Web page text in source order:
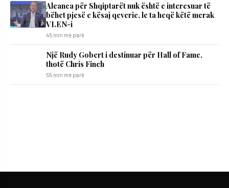
Aleanca për Shqiptarët nuk është e interesuar të
bëhet pjesë e kësaj qeverie, le ta heqë këtë merak
VLEN-i
45 min më parë
Një Rudy Gobert i destinuar për Hall of Fame,
thotë Chris Finch
55 min më parë